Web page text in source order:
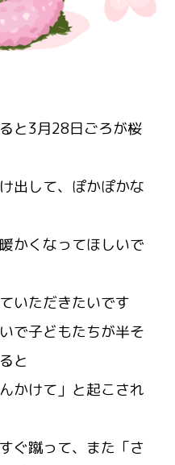
と3月28日ごろが桜
出して、ぽかぽかな
かくなってほしいで
いただきたいです
で子どもたちが半そ
と
かけて」と起こされ
ぐ蹴って、また「さ